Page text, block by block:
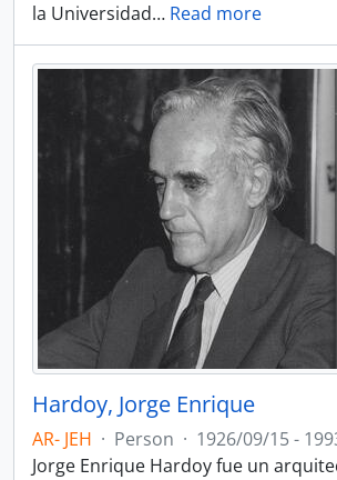
la Universidad… Read more
Hardoy, Jorge Enrique
AR- JEH · Person · 1926/09/15 -
Jorge Enrique Hardoy fue un